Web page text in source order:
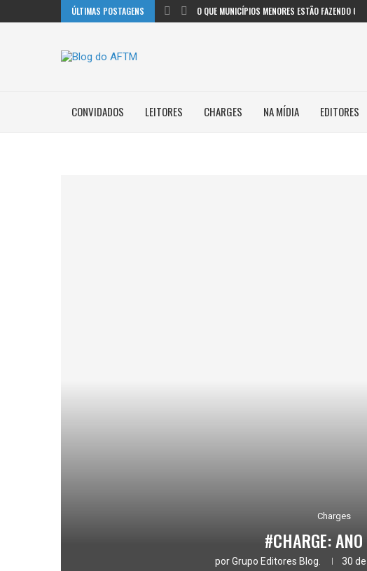
ÚLTIMAS POSTAGENS O QUE MUNICÍPIOS MENORES ESTÃO FAZENDO COM
CONVIDADOS LEITORES CHARGES NA MÍDIA EDITORES
Charges
#CHARGE: ANO
porGrupo Editores Blog. 30